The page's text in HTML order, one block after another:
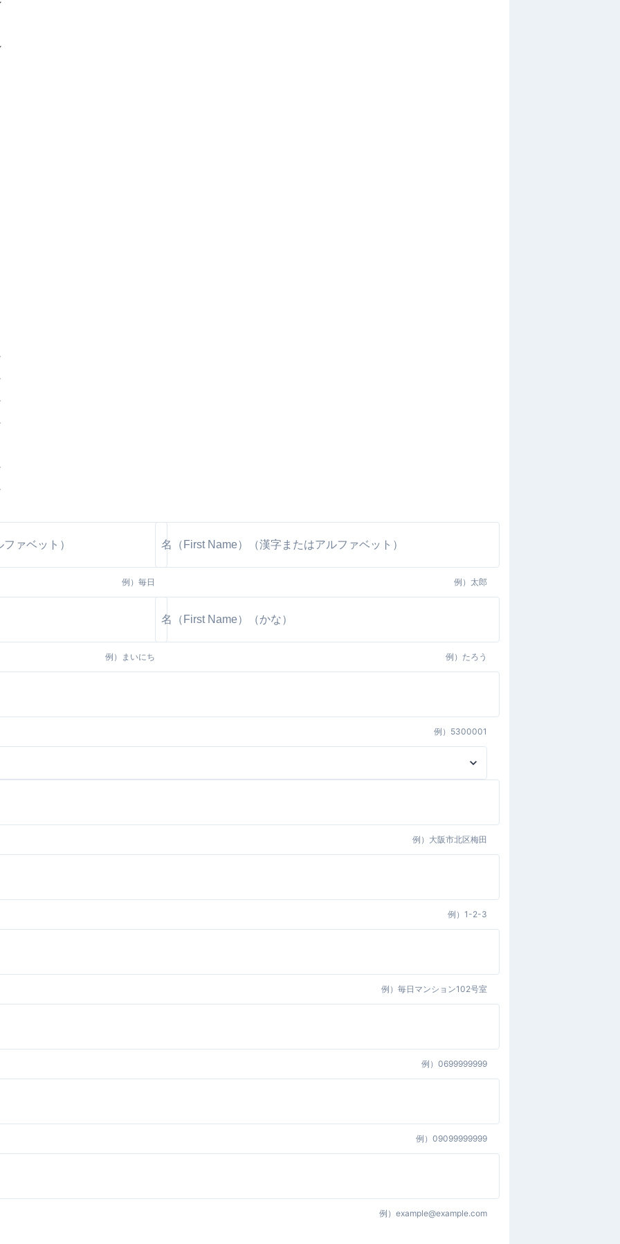
例） 毎日 例） 太郎
例） まいにち 例） たろう
例） 5300001
例） 大阪市北区梅田
例） 1-2-3
例） 毎日マンション102号室
例） 0699999999
例） 09099999999
例） example@example.com